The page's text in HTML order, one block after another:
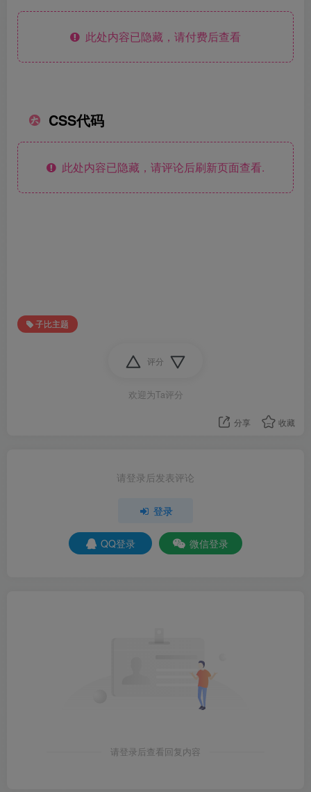
此处内容已隐藏，请付费后查看
CSS代码
此处内容已隐藏，请评论后刷新页面查看.
子比主题
评分
欢迎为Ta评分
分享 收藏
请登录后发表评论
登录
QQ登录 微信登录
请登录后查看回复内容